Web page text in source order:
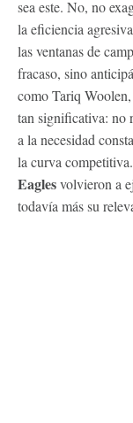
sea este. No, no
la eficiencia
las ventanas de
fracaso, sino
como Tariq
tan significativa: no
a la necesidad
la curva
Eaglesvolvieron a
todavía más su